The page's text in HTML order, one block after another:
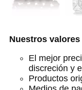
Nuestros
El mejor
discreción y
Productos